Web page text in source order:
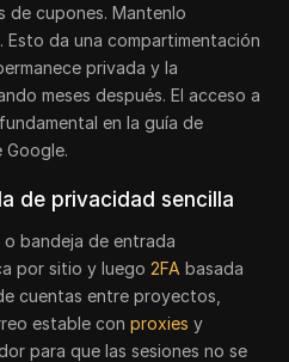
de cupones. Mantenlo
Esto da una compartimentación
privada y la
meses después. El acceso a
en la guía de
Google.
de privacidad sencilla
o bandeja de entrada
por sitio y luego2FA basada
cuentas entre proyectos,
estable conproxies y
para que las sesiones no se